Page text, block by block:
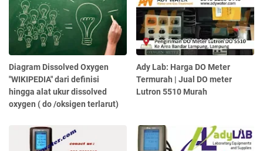
Diagram Dissolved Oxygen
"WIKIPEDIA" dari definisi
hingga alat ukur dissolved
oxygen ( do /oksigen terlarut)
Ady Lab: Harga DO Meter
Termurah | Jual DO meter
Lutron 5510 Murah